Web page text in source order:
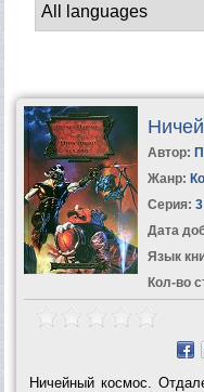
Автор:
Жанр:
Серия: 3
Дата
Язык
Кол-во
Ничейный космос.